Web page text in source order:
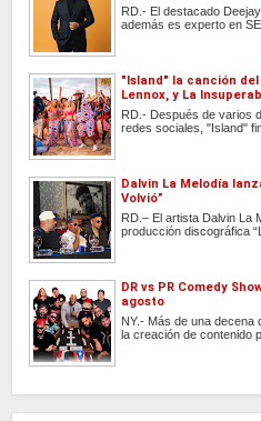
RD.- El destacado
además es experto en
"Island" la canción
Lennox, y La
RD.- Después de varios
redes sociales, "Island"
Dalvin La Melodía
Volvió”
RD.– El artista Dalvin La
producción discográfica
DR vs PR Comedy
agosto
NY.- Más de una decena
la creación de contenido